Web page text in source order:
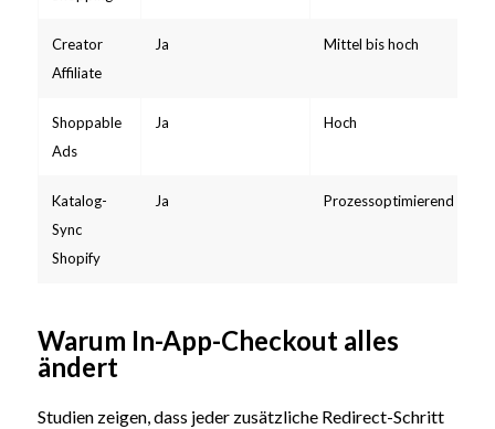
Creator
Affiliate
Ja Mittel bis hoch
Shoppable
Ads
Ja Hoch
Katalog-
Sync
Shopify
Ja Prozessoptimierend
Warum In-App-Checkout alles
ändert
Studien zeigen, dass jeder zusätzliche Redirect-Schritt